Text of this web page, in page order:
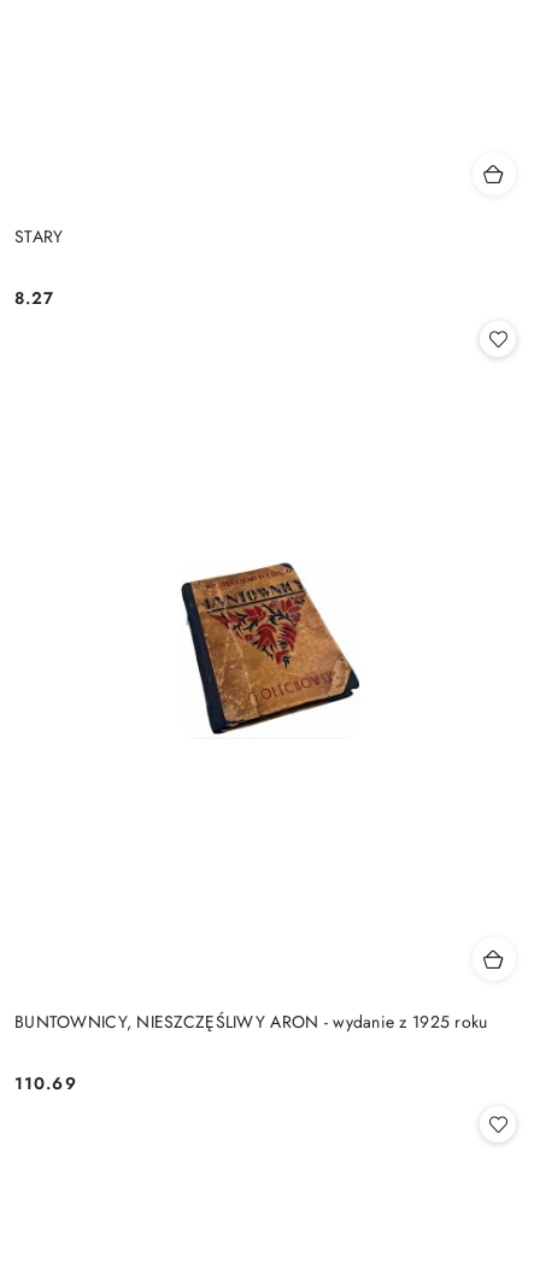
STARY
Cena:
8.27
BUNTOWNICY, NIESZCZĘŚLIWY ARON - wydanie z 1925 roku
Cena:
110.69